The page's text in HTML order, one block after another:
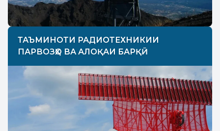
ТАЪМИНОТИ РАДИОТЕХНИКИИ
ПАРВОЗҲО ВА АЛОҚАИ БАРҚӢ